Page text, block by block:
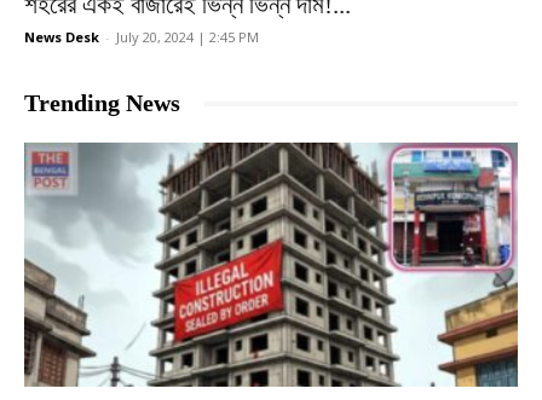
News Desk - July 20, 2024 | 2:45 PM
Trending News